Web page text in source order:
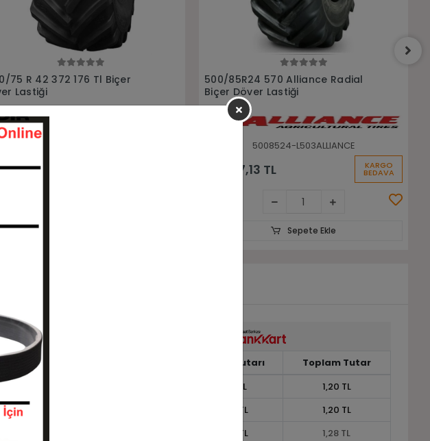
85R24 570 Alliance Radial
Döver Lastiği
TL
650/75R32 375 172A8/175D
Radyal Alliance Biçer Döver
Lastiği
6507532-L655ALLIANCE
106.821,74 TL KARGO
BEDAVA
Sepete Ekle
Toplam Tutar
Taksit Tutarı
Toplam Tutar
1,20 TL
1,20 TL
0,60 TL
1,20 TL
0,43 TL
1,28 TL